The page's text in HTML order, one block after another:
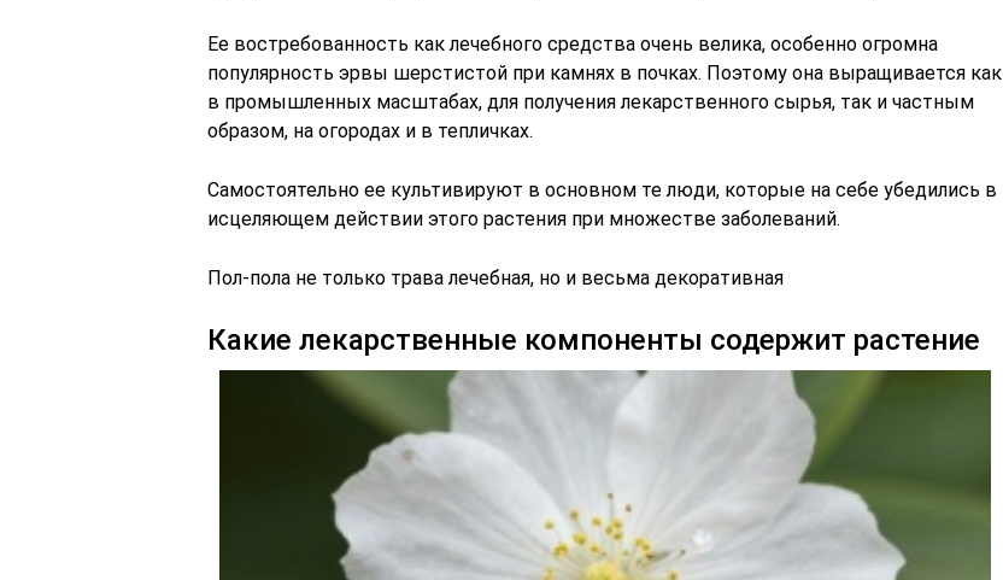
Ее востребованность как лечебного средства очень велика, особенно огромна
популярность эрвы шерстистой при камнях в почках. Поэтому она выращивается как
в промышленных масштабах, для получения лекарственного сырья, так и частным
образом, на огородах и в тепличках.
Самостоятельно ее культивируют в основном те люди, которые на себе убедились в
исцеляющем действии этого растения при множестве заболеваний.
Пол-пола не только трава лечебная, но и весьма декоративная
Какие лекарственные компоненты содержит растение